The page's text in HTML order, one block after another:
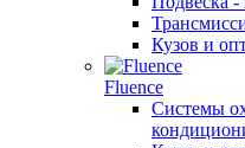
Кузов и
Fluence
Системы